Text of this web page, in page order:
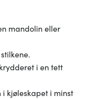
mandolin eller
i en tett
kjøleskapet i minst